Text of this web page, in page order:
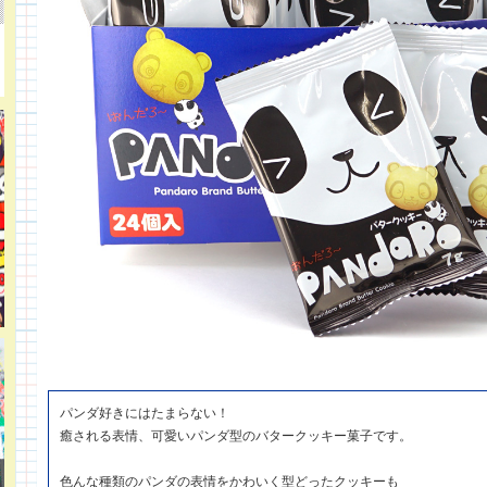
パンダ好きにはたまらない！
癒される表情、可愛いパンダ型のバタークッキー菓子です。
色んな種類のパンダの表情をかわいく型どったクッキーも